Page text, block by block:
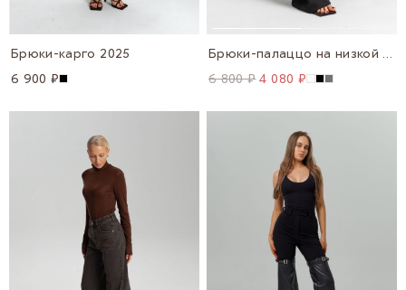
Брюки-карго 2025
6 900 ₽
Брюки-палаццо на низкой посадке
6 800 ₽ 4 080 ₽